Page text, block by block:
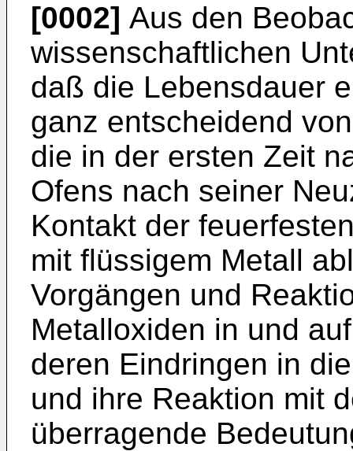
[0002] Aus den
wissenschaftlichen
daß die Lebensdauer
ganz entscheidend
die in der ersten Zeit
Ofens nach seiner
Kontakt der
mit flüssigem Metall
Vorgängen und
Metalloxiden in und
deren Eindringen in
und ihre Reaktion mit
überragende